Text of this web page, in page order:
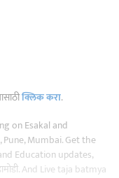
क्लिक करा.
on Esakal and
Mumbai. Get the
Education updates,
And Live taja batmya